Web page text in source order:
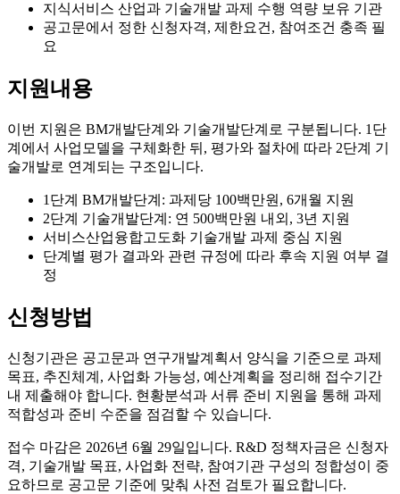
지식서비스 산업과 기술개발 과제 수행 역량 보유 기관
공고문에서 정한 신청자격, 제한요건, 참여조건 충족 필
요
지원내용
이번 지원은 BM개발단계와 기술개발단계로 구분됩니다. 1단
계에서 사업모델을 구체화한 뒤, 평가와 절차에 따라 2단계 기
술개발로 연계되는 구조입니다.
1단계 BM개발단계: 과제당 100백만원, 6개월 지원
2단계 기술개발단계: 연 500백만원 내외, 3년 지원
서비스산업융합고도화 기술개발 과제 중심 지원
단계별 평가 결과와 관련 규정에 따라 후속 지원 여부 결
정
신청방법
신청기관은 공고문과 연구개발계획서 양식을 기준으로 과제
목표, 추진체계, 사업화 가능성, 예산계획을 정리해 접수기간
내 제출해야 합니다. 현황분석과 서류 준비 지원을 통해 과제
적합성과 준비 수준을 점검할 수 있습니다.
접수 마감은 2026년 6월 29일입니다. R&D 정책자금은 신청자
격, 기술개발 목표, 사업화 전략, 참여기관 구성의 정합성이 중
요하므로 공고문 기준에 맞춰 사전 검토가 필요합니다.